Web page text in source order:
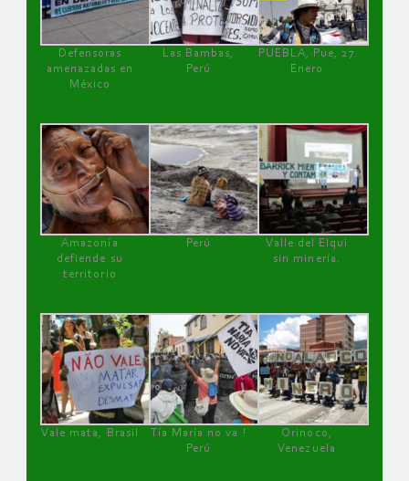
Defensoras
amenazadas en
México
Las Bambas,
Perú
PUEBLA, Pue, 27
Enero
Amazonía
defiende su
territorio
Perú
Valle del Elqui
sin minería.
Vale mata, Brasil
Tía María no va !
Perú
Orinoco,
Venezuela